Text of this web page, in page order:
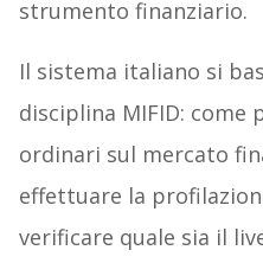
strumento finanziario.
Il sistema italiano si
disciplina MIFID:
ordinari sul mercato
effettuare la
verificare quale sia il